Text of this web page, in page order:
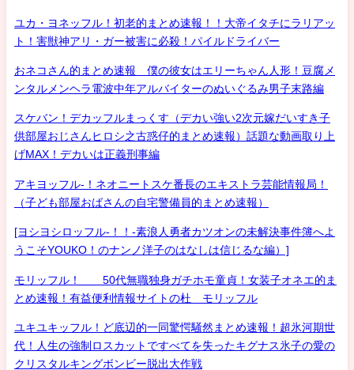
ユカ・ヨネッフル！初老的まとめ速報！！大帝イタチにラリアッ
ト！害獣神アリ・ガー被害に必殺！パイルドライバー
おネコさん的まとめ速報 僕の彼女はエリーちゃん人形！豆腐メ
ンタルメンヘラ電波中年アルバイターのぬいぐるみ男子末路編
スケバン！デカッフルまっくす（デカい強い2次元嫁だいすき子
供部屋おじさんヒロシ之古惑仔的まとめ速報）話題な動画取り上
げMAX！デカいは正義刑事編
アキヨッフル-！ネオニートスケ番長のエキストラ芸能情報局！
（子ども部屋おばさんの自宅警備員的まとめ速報）
[ヨシヨシロッフル-！！-素浪人勇者カツオンの未解決事件簿へよ
うこそYOUKO！のナンノ洋子のはなしは信じるな編）]
モリッフル！ 50代無職独身ガチホモ童貞！女装子オネエ的ま
とめ速報！有益便利情報サイトの杜 モリッフル
ユキユキッフル！ど底辺的一同驚愕騒然まとめ速報！超氷河期世
代！人生の強制ロスカットですべてを失ったキグナス氷子の愛の
クリスタルキングボンビー脱出大作戦